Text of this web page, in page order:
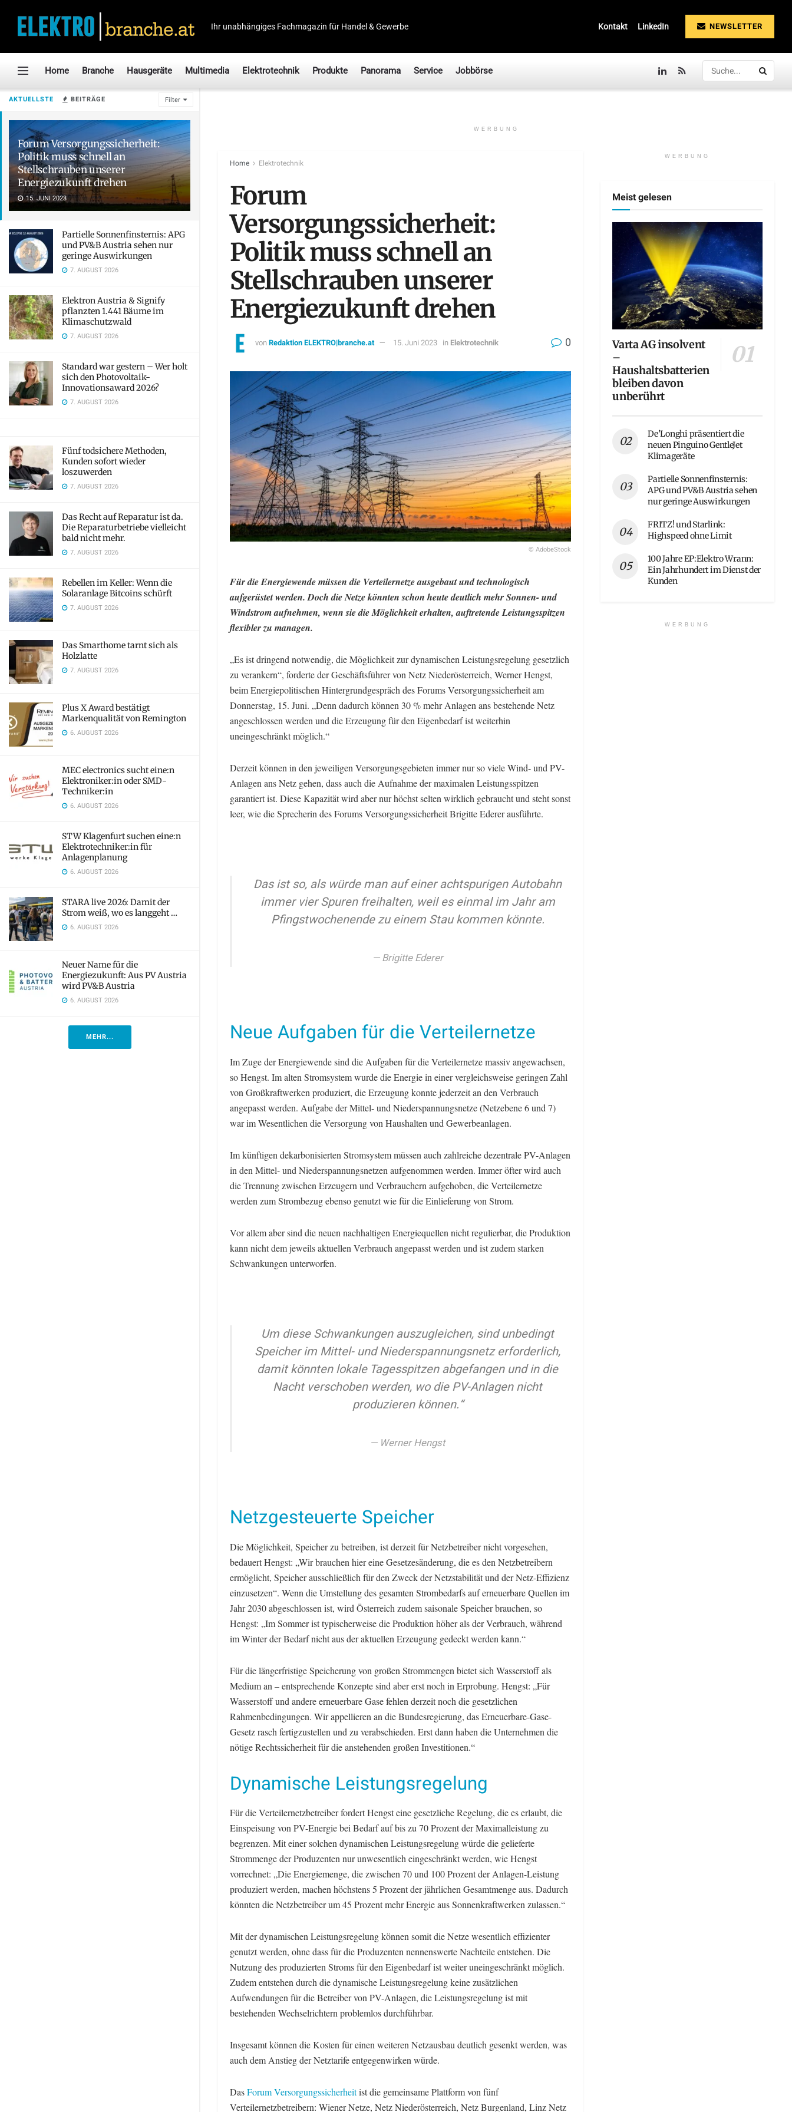
AKTUELLSTE BEITRÄGE Filter
Forum Versorgungssicherheit:
Politik muss schnell an
Stellschrauben unserer
Energiezukunft drehen
15. JUNI 2023
Partielle Sonnenfinsternis: APG
und PV&B Austria sehen nur
geringe Auswirkungen
7. AUGUST 2026
Elektron Austria & Signify
pflanzten 1.441 Bäume im
Klimaschutzwald
7. AUGUST 2026
Standard war gestern – Wer holt
sich den Photovoltaik-
Innovationsaward 2026?
7. AUGUST 2026
Fünf todsichere Methoden,
Kunden sofort wieder
loszuwerden
7. AUGUST 2026
Das Recht auf Reparatur ist da.
Die Reparaturbetriebe vielleicht
bald nicht mehr.
7. AUGUST 2026
Rebellen im Keller: Wenn die
Solaranlage Bitcoins schürft
7. AUGUST 2026
Das Smarthome tarnt sich als
Holzlatte
7. AUGUST 2026
Plus X Award bestätigt
Markenqualität von Remington
6. AUGUST 2026
MEC electronics sucht eine:n
Elektroniker:in oder SMD-
Techniker:in
6. AUGUST 2026
STW Klagenfurt suchen eine:n
Elektrotechniker:in für
Anlagenplanung
6. AUGUST 2026
STARA live 2026: Damit der
Strom weiß, wo es langgeht …
6. AUGUST 2026
Neuer Name für die
Energiezukunft: Aus PV Austria
wird PV&B Austria
6. AUGUST 2026
MEHR...
Ihr unabhängiges Fachmagazin für Handel & Gewerbe Kontakt LinkedIn NEWSLETTER
Home Branche Hausgeräte Multimedia Elektrotechnik Produkte Panorama Service Jobbörse
WERBUNG
Home Elektrotechnik
Forum
Versorgungssicherheit:
Politik muss schnell an
Stellschrauben unserer
Energiezukunft drehen
vonRedaktion ELEKTRO|branche.at 15. Juni 2023 in Elektrotechnik 0
© AdobeStock
Für die Energiewende müssen die Verteilernetze ausgebaut und technologisch
aufgerüstet werden. Doch die Netze könnten schon heute deutlich mehr Sonnen- und
Windstrom aufnehmen, wenn sie die Möglichkeit erhalten, auftretende Leistungsspitzen
flexibler zu managen.
„Es ist dringend notwendig, die Möglichkeit zur dynamischen Leistungsregelung gesetzlich
zu verankern“, forderte der Geschäftsführer von Netz Niederösterreich, Werner Hengst,
beim Energiepolitischen Hintergrundgespräch des Forums Versorgungssicherheit am
Donnerstag, 15. Juni. „Denn dadurch können 30 % mehr Anlagen ans bestehende Netz
angeschlossen werden und die Erzeugung für den Eigenbedarf ist weiterhin
uneingeschränkt möglich.“
Derzeit können in den jeweiligen Versorgungsgebieten immer nur so viele Wind- und PV-
Anlagen ans Netz gehen, dass auch die Aufnahme der maximalen Leistungsspitzen
garantiert ist. Diese Kapazität wird aber nur höchst selten wirklich gebraucht und steht sonst
leer, wie die Sprecherin des Forums Versorgungssicherheit Brigitte Ederer ausführte.
Das ist so, als würde man auf einer achtspurigen Autobahn
immer vier Spuren freihalten, weil es einmal im Jahr am
Pfingstwochenende zu einem Stau kommen könnte.
Brigitte Ederer
Neue Aufgaben für die Verteilernetze
Im Zuge der Energiewende sind die Aufgaben für die Verteilernetze massiv angewachsen,
so Hengst. Im alten Stromsystem wurde die Energie in einer vergleichsweise geringen Zahl
von Großkraftwerken produziert, die Erzeugung konnte jederzeit an den Verbrauch
angepasst werden. Aufgabe der Mittel- und Niederspannungsnetze (Netzebene 6 und 7)
war im Wesentlichen die Versorgung von Haushalten und Gewerbeanlagen.
Im künftigen dekarbonisierten Stromsystem müssen auch zahlreiche dezentrale PV-Anlagen
in den Mittel- und Niederspannungsnetzen aufgenommen werden. Immer öfter wird auch
die Trennung zwischen Erzeugern und Verbrauchern aufgehoben, die Verteilernetze
werden zum Strombezug ebenso genutzt wie für die Einlieferung von Strom.
Vor allem aber sind die neuen nachhaltigen Energiequellen nicht regulierbar, die Produktion
kann nicht dem jeweils aktuellen Verbrauch angepasst werden und ist zudem starken
Schwankungen unterworfen.
Um diese Schwankungen auszugleichen, sind unbedingt
Speicher im Mittel- und Niederspannungsnetz erforderlich,
damit könnten lokale Tagesspitzen abgefangen und in die
Nacht verschoben werden, wo die PV-Anlagen nicht
produzieren können.“
Werner Hengst
Netzgesteuerte Speicher
Die Möglichkeit, Speicher zu betreiben, ist derzeit für Netzbetreiber nicht vorgesehen,
bedauert Hengst: „Wir brauchen hier eine Gesetzesänderung, die es den Netzbetreibern
ermöglicht, Speicher ausschließlich für den Zweck der Netzstabilität und der Netz-Effizienz
einzusetzen“. Wenn die Umstellung des gesamten Strombedarfs auf erneuerbare Quellen im
Jahr 2030 abgeschlossen ist, wird Österreich zudem saisonale Speicher brauchen, so
Hengst: „Im Sommer ist typischerweise die Produktion höher als der Verbrauch, während
im Winter der Bedarf nicht aus der aktuellen Erzeugung gedeckt werden kann.“
Für die längerfristige Speicherung von großen Strommengen bietet sich Wasserstoff als
Medium an – entsprechende Konzepte sind aber erst noch in Erprobung. Hengst: „Für
Wasserstoff und andere erneuerbare Gase fehlen derzeit noch die gesetzlichen
Rahmenbedingungen. Wir appellieren an die Bundesregierung, das Erneuerbare-Gase-
Gesetz rasch fertigzustellen und zu verabschieden. Erst dann haben die Unternehmen die
nötige Rechtssicherheit für die anstehenden großen Investitionen.“
Dynamische Leistungsregelung
Für die Verteilernetzbetreiber fordert Hengst eine gesetzliche Regelung, die es erlaubt, die
Einspeisung von PV-Energie bei Bedarf auf bis zu 70 Prozent der Maximalleistung zu
begrenzen. Mit einer solchen dynamischen Leistungsregelung würde die gelieferte
Strommenge der Produzenten nur unwesentlich eingeschränkt werden, wie Hengst
vorrechnet: „Die Energiemenge, die zwischen 70 und 100 Prozent der Anlagen-Leistung
produziert werden, machen höchstens 5 Prozent der jährlichen Gesamtmenge aus. Dadurch
könnten die Netzbetreiber um 45 Prozent mehr Energie aus Sonnenkraftwerken zulassen.“
Mit der dynamischen Leistungsregelung können somit die Netze wesentlich effizienter
genutzt werden, ohne dass für die Produzenten nennenswerte Nachteile entstehen. Die
Nutzung des produzierten Stroms für den Eigenbedarf ist weiter uneingeschränkt möglich.
Zudem entstehen durch die dynamische Leistungsregelung keine zusätzlichen
Aufwendungen für die Betreiber von PV-Anlagen, die Leistungsregelung ist mit
bestehenden Wechselrichtern problemlos durchführbar.
Insgesamt können die Kosten für einen weiteren Netzausbau deutlich gesenkt werden, was
auch dem Anstieg der Netztarife entgegenwirken würde.
DasForum Versorgungssicherheitist die gemeinsame Plattform von fünf
Verteilernetzbetreibern: Wiener Netze, Netz Niederösterreich, Netz Burgenland, Linz Netz
WERBUNG
Meist gelesen
Varta AG insolvent
–
Haushaltsbatterien
bleiben davon
unberührt
De’Longhi präsentiert die
neuen Pinguino GentleJet
Klimageräte
Partielle Sonnenfinsternis:
APG und PV&B Austria sehen
nur geringe Auswirkungen
FRITZ! und Starlink:
Highspeed ohne Limit
100 Jahre EP:Elektro Wrann:
Ein Jahrhundert im Dienst der
Kunden
WERBUNG